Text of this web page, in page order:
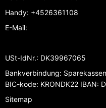
Handy: +4526361108
E-Mail:
USt-IdNr.: DK39967065
Bankverbindung:
BIC-kode: KRONDK22 IBAN:
Sitemap